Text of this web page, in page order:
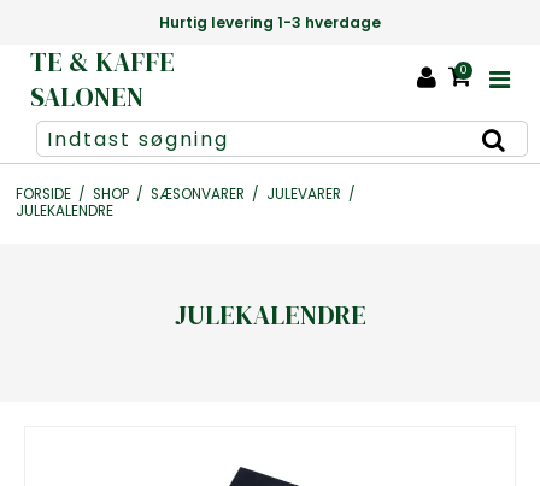
Hurtig levering 1-3 hverdage
TE & KAFFE
SALONEN
0
FORSIDE / SHOP / SÆSONVARER / JULEVARER /
JULEKALENDRE
JULEKALENDRE